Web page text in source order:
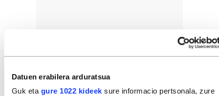
Datuen erabilera arduratsua
Guk eta gure 1022 kideek sure informacio pertsonala, zure